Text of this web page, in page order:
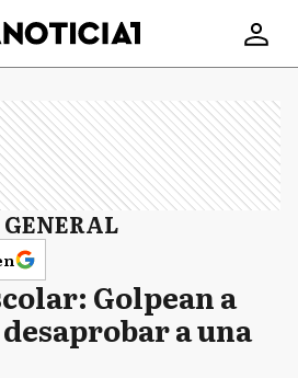
Golpean a
a una